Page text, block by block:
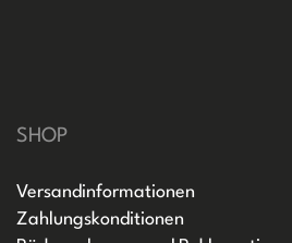
SHOP
Versandinformationen
Zahlungskonditionen